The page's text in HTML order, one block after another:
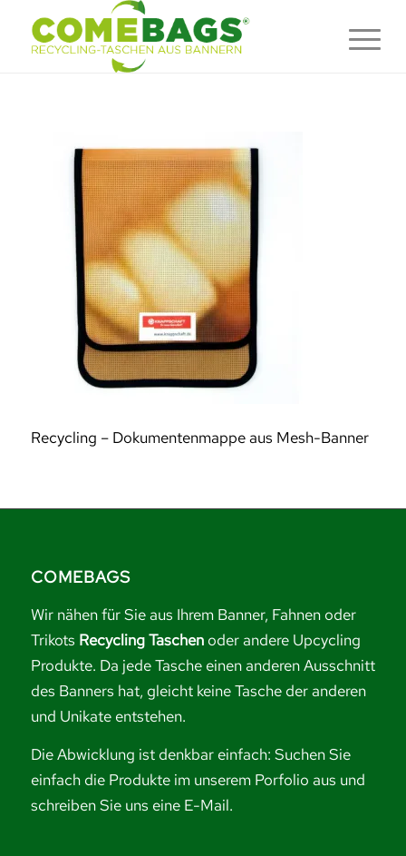
Recycling – Dokumentenmappe aus Mesh-Banner
COMEBAGS
Wir nähen für Sie aus Ihrem Banner, Fahnen oder
Trikots Recycling Taschenoder andere Upcycling
Produkte. Da jede Tasche einen anderen Ausschnitt
des Banners hat, gleicht keine Tasche der anderen
und Unikate entstehen.
Die Abwicklung ist denkbar einfach: Suchen Sie
einfach die Produkte im unserem Porfolio aus und
schreiben Sie uns eine E-Mail.